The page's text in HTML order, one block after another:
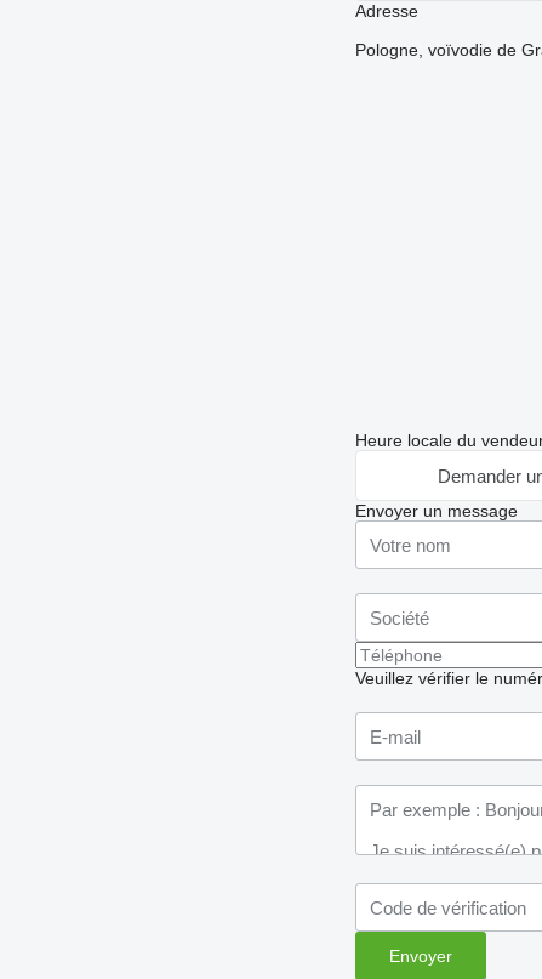
Adresse
Pologne, voïvodie de
Heure locale du
Demander
Envoyer un message
Veuillez vérifier le